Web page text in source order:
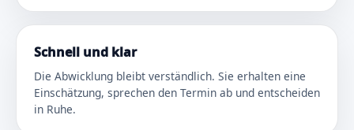
Schnell und klar
Die Abwicklung bleibt verständlich. Sie erhalten eine
Einschätzung, sprechen den Termin ab und entscheiden
in Ruhe.